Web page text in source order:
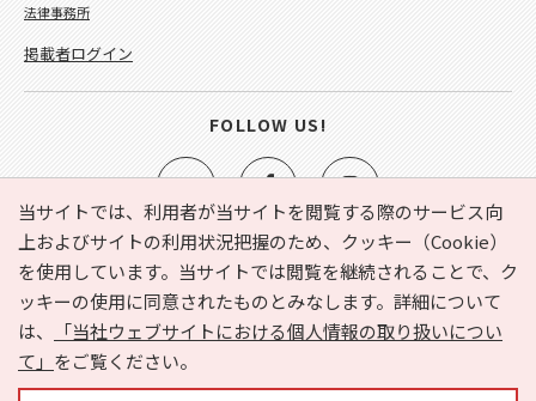
当サイトでは、利用者が当サイトを閲覧する際のサービス向
上およびサイトの利用状況把握のため、クッキー（Cookie）
を使用しています。当サイトでは閲覧を継続されることで、ク
ッキーの使用に同意されたものとみなします。詳細について
は、
「当社ウェブサイトにおける個人情報の取り扱いについ
て」 をご覧ください。
e-NAVITA（イーナビタ）とは？ お気に入り
ヘルプ
利用規約
個人情報の取り扱いについて
運営会社
サイトマップ
広告掲載に関するお問い合わせ
法律事務所
掲載者ログイン
FOLLOW US!